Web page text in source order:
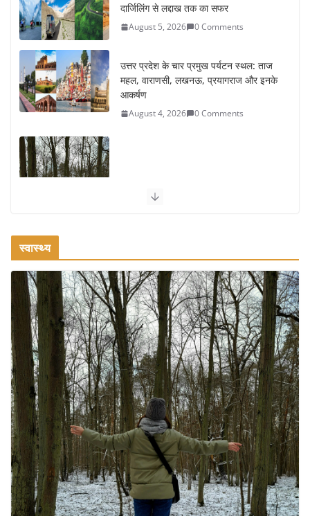
उत्तर प्रदेश के चार प्रमुख पर्यटन स्थल: ताज
महल, वाराणसी, लखनऊ, प्रयागराज और इनके
August 2, 2026
भारत में दर्शनीय 10 सबसे प्रसिद्ध मंदिर:
आस्था, इतिहास और वास्तुकला के अद्भुत
प्रतीक
August 9, 2026 0 Comments
स्वास्थ्य